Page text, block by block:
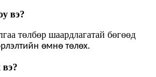
вэ?
төлбөр шаардлагатай бөгөөд
өмнө төлөх.
вэ?